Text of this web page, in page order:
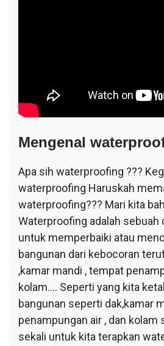
Mengenal
Apa sih waterproofing ???
waterproofing Haruskah
waterproofing??? Mari kita
Waterproofing adalah sebuah
untuk memperbaiki atau
bangunan dari kebocoran
,kamar mandi , tempat
kolam…. Seperti yang kita
bangunan seperti dak,kamar
penampungan air , dan kolam
sekali untuk kita terapkan